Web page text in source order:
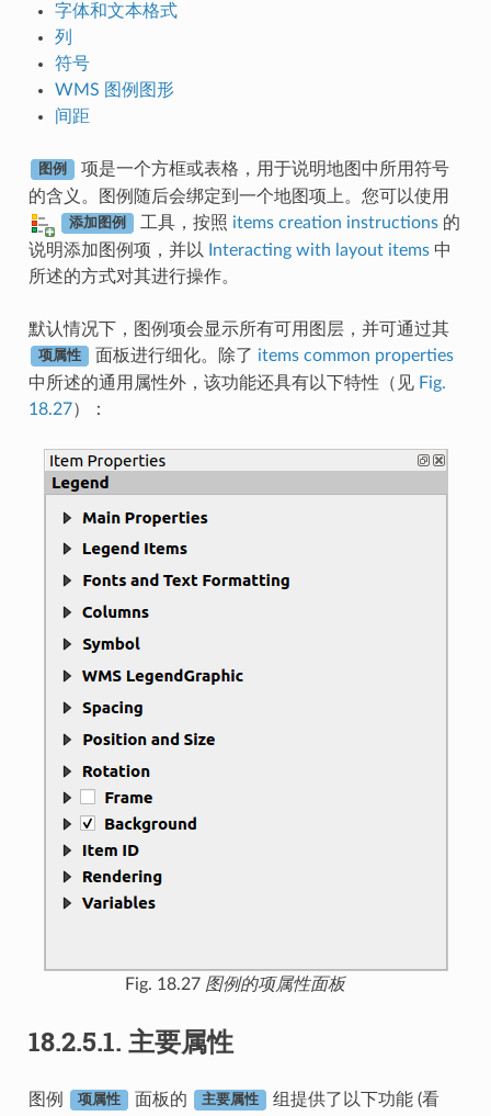
字体和文本格式
列
符号
WMS 图例图形
间距
图例
项是一个方框或表格，用于说明地图中所用符号
的含义。图例随后会绑定到一个地图项上。您可以使用
添加图例 工具，按照 items creation instructions的
说明添加图例项，并以
Interacting with layout items中
所述的方式对其进行操作。
默认情况下，图例项会显示所有可用图层，并可通过其
项属性 面板进行细化。除了 items common properties
中所述的通用属性外，该功能还具有以下特性（见 Fig.
18.27）：
Fig. 18.27 图例的项属性面板
18.2.5.1. 主要属性
图例 项属性 面板的 主要属性
组提供了以下功能 (看